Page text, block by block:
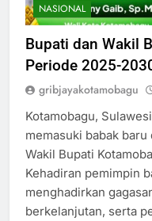
NASIONAL
Bupati dan Wakil
Periode 2025-
gribjayakotamobagu
Kotamobagu,
memasuki babak
Wakil Bupati
Kehadiran pemimpin
menghadirkan
berkelanjutan, serta